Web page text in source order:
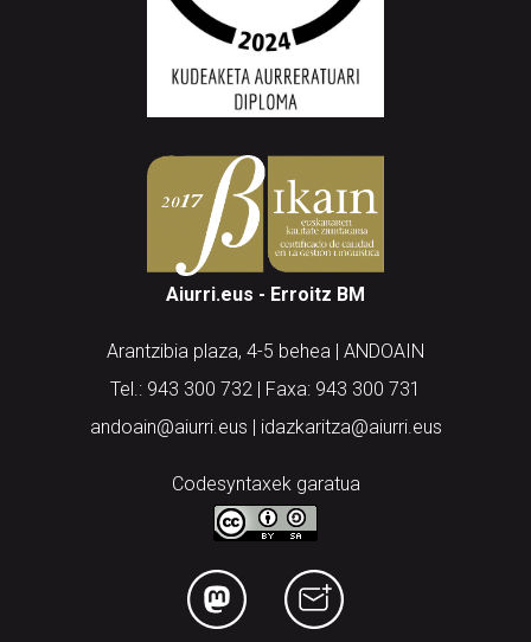
Aiurri.eus - Erroitz BM
Arantzibia plaza, 4-5 behea | ANDOAIN
Tel.: 943 300 732 | Faxa: 943 300 731
andoain@aiurri.eus | idazkaritza@aiurri.eus
Codesyntaxek garatua